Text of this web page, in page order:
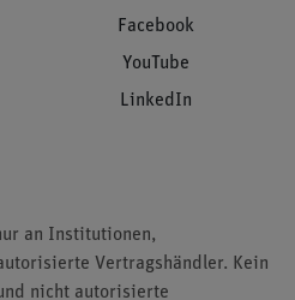
Facebook
YouTube
LinkedIn
an Institutionen,
Vertragshändler. Kein
nicht autorisierte